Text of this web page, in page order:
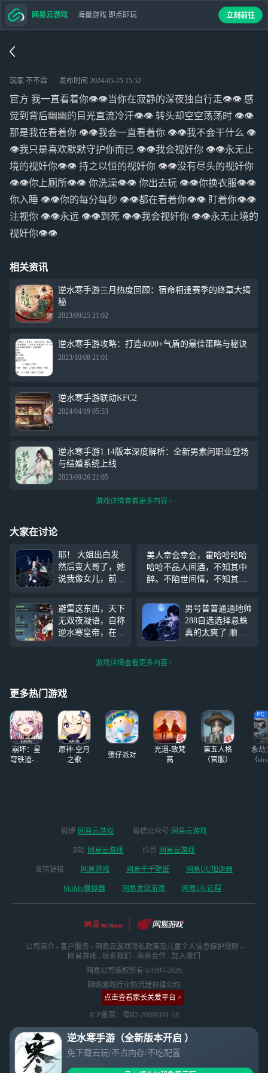
玩家 不不霖 发布时间 2024-05-25 15:52
官方 我一直看着你👁️👁️当你在寂静的深夜独自行走👁️👁️ 感
觉到背后幽幽的目光直流冷汗👁️👁️ 转头却空空荡荡时 👁️👁️
那是我在看着你 👁️👁️我会一直看着你 👁️👁️我不会干什么 👁️
👁️我只是喜欢默默守护你而已 👁️👁️我会视奸你 👁️👁️永无止
境的视奸你👁️👁️ 持之以恒的视奸你 👁️👁️没有尽头的视奸你
👁️👁️你上厕所👁️👁️ 你洗澡👁️👁️ 你出去玩 👁️👁️你换衣服👁️👁️
你入睡 👁️👁️你的每分每秒 👁️👁️都在看着你👁️👁️ 盯着你👁️👁️
注视你 👁️👁️永远 👁️👁️到死 👁️👁️我会视奸你 👁️👁️永无止境的
视奸你👁️👁️
逆水寒手游（全新版本开启 ）
免下载云玩/不占内存/不吃配置
相关资讯
逆水寒手游三月热度回顾：宿命相逢赛季的终章大揭
秘
2023/09/25 21:02
逆水寒手游攻略：打造4000+气盾的最佳策略与秘诀
2023/10/08 21:01
逆水寒手游联动KFC2
2024/04/19 05:53
逆水寒手游1.14版本深度解析：全新男素问职业登场
与结婚系统上线
2023/09/26 21:05
游戏详情查看更多内容
大家在讨论
耶！ 大姐出白发
然后变大哥了，她
说我像女儿，前四
是和大哥，再后两
张是过剧情得新衣
服然后有头发拍
的，最后一张是过
美人幸会幸会，霍哈哈哈哈
哈哈不品人间酒，不知其中
醉。不陷世间情，不知其中
味。一烟一酒一人生，半醒
半醉半浮沉。诸位江湖朴昌
至此，真是快哉快哉！！！
避雷这东西，天下
无双夜凝语，自称
逆水寒皇帝，在跳
骂他被他举报，爱
跳舞的注意些，这
人准备今天开壶，
死性不改，啥也不
是的陡m
男号普普通通地帅
288自选选择悬蛛
真的太爽了 顺便
游戏详情查看更多内容
更多热门游戏
崩坏：星
穹铁道-4.4
原神·空月
之歌
蛋仔派对
光遇-致梵
高
第五人格
（官服）
永劫
（
网易云游戏 海量游戏 即点即玩 立刻前往
微博 网易云游戏 微信公众号 网易云游戏
B站 网易云游戏 抖音 网易云游戏
友情链接 网易游戏 网易千千壁纸 网易UU加速器
MuMu模拟器 网易发烧游戏 网易UU远程
公司简介 - 客户服务 - 网易云游戏隐私政策及儿童个人信息保护规则 -
网易游戏 - 联系我们 - 商务合作 - 加入我们
网易公司版权所有 ©1997-2026
网络游戏行业防沉迷自律公约
点击查看家长关爱平台 >
ICP备案：粤B2-20090191-18